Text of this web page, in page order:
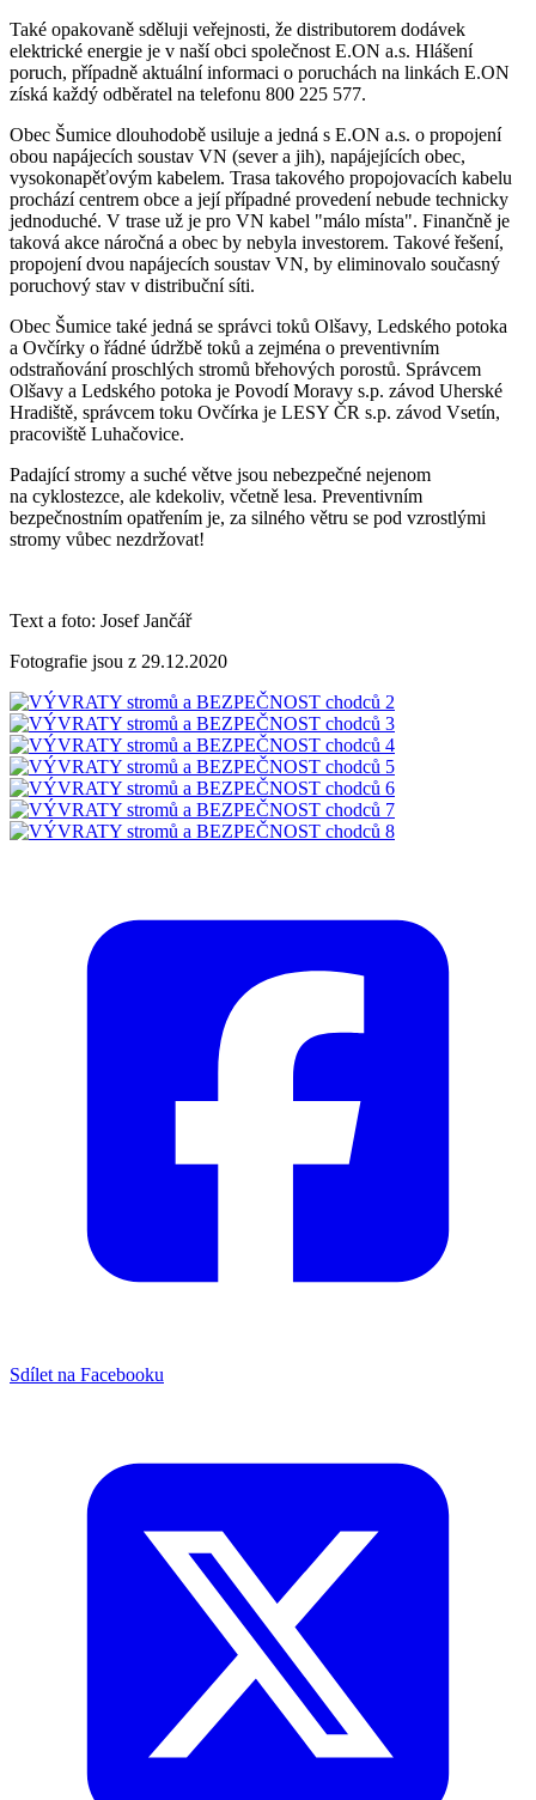
Také opakovaně sděluji veřejnosti, že distributorem dodávek
elektrické energie je v naší obci společnost E.ON a.s. Hlášení
poruch, případně aktuální informaci o poruchách na linkách E.ON
získá každý odběratel na telefonu 800 225 577.
Obec Šumice dlouhodobě usiluje a jedná s E.ON a.s. o propojení
obou napájecích soustav VN (sever a jih), napájejících obec,
vysokonapěťovým kabelem. Trasa takového propojovacích kabelu
prochází centrem obce a její případné provedení nebude technicky
jednoduché. V trase už je pro VN kabel "málo místa". Finančně je
taková akce náročná a obec by nebyla investorem. Takové řešení,
propojení dvou napájecích soustav VN, by eliminovalo současný
poruchový stav v distribuční síti.
Obec Šumice také jedná se správci toků Olšavy, Ledského potoka
a Ovčírky o řádné údržbě toků a zejména o preventivním
odstraňování proschlých stromů břehových porostů. Správcem
Olšavy a Ledského potoka je Povodí Moravy s.p. závod Uherské
Hradiště, správcem toku Ovčírka je LESY ČR s.p. závod Vsetín,
pracoviště Luhačovice.
Padající stromy a suché větve jsou nebezpečné nejenom
na cyklostezce, ale kdekoliv, včetně lesa. Preventivním
bezpečnostním opatřením je, za silného větru se pod vzrostlými
stromy vůbec nezdržovat!
Text a foto: Josef Jančář
Fotografie jsou z 29.12.2020
Sdílet na Facebooku